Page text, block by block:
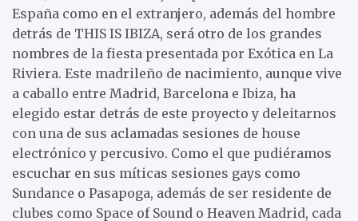
España como en el extranjero, además del hombre
detrás de THIS IS IBIZA, será otro de los grandes
nombres de la fiesta presentada por Exótica en La
Riviera. Este madrileño de nacimiento, aunque vive
a caballo entre Madrid, Barcelona e Ibiza, ha
elegido estar detrás de este proyecto y deleitarnos
con una de sus aclamadas sesiones de house
electrónico y percusivo. Como el que pudiéramos
escuchar en sus míticas sesiones gays como
Sundance o Pasapoga, además de ser residente de
clubes como Space of Sound o Heaven Madrid, cada